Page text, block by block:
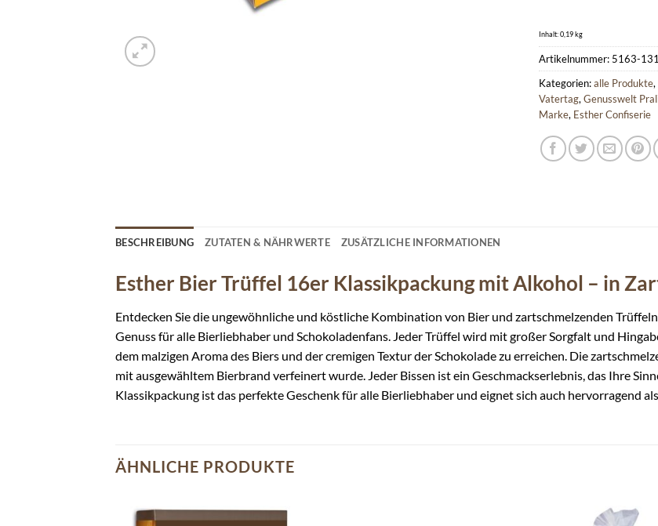
Inhalt: 0,19kg
Artikelnummer: 5163-131
Kategorien:alle Produkte,
Vatertag, Genusswelt
Marke, Esther Confiserie
BESCHREIBUNG ZUTATEN & NÄHRWERTE ZUSÄTZLICHE INFORMATIONEN
Esther Bier Trüffel 16er Klassikpackung mit Alkohol – in
Entdecken Sie die ungewöhnliche und köstliche Kombination von Bier und zartschmelzenden
Genuss für alle Bierliebhaber und Schokoladenfans. Jeder Trüffel wird mit großer Sorgfalt und
dem malzigen Aroma des Biers und der cremigen Textur der Schokolade zu erreichen. Die
mit ausgewähltem Bierbrand verfeinert wurde. Jeder Bissen ist ein Geschmackserlebnis, das Ihre
Klassikpackung ist das perfekte Geschenk für alle Bierliebhaber und eignet sich auch hervorragend
ÄHNLICHE PRODUKTE